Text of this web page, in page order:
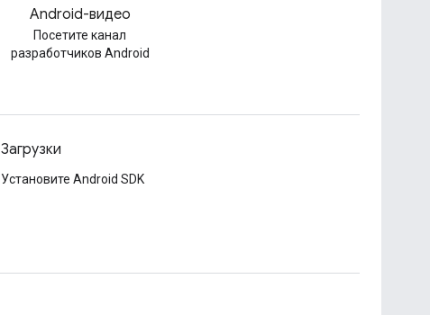
Android-видео
Посетите канал
разработчиков Android
Загрузки
Установите Android SDK